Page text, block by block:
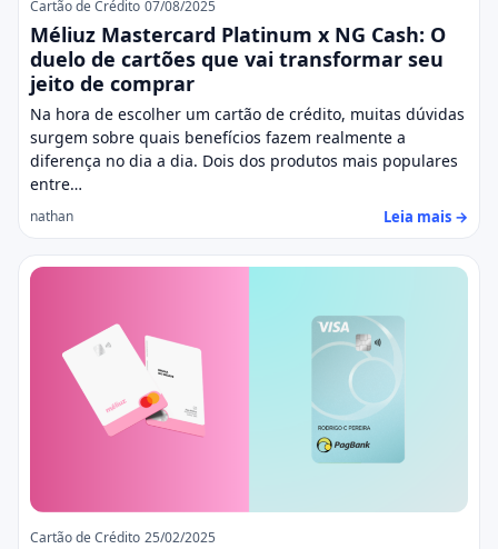
Cartão de Crédito 07/08/2025
Méliuz Mastercard Platinum x NG Cash: O
duelo de cartões que vai transformar seu
jeito de comprar
Na hora de escolher um cartão de crédito, muitas dúvidas
surgem sobre quais benefícios fazem realmente a
diferença no dia a dia. Dois dos produtos mais populares
entre…
nathan Leia mais →
Cartão de Crédito 25/02/2025